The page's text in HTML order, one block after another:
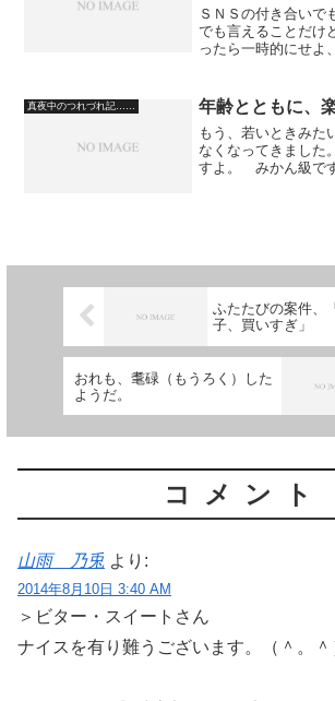
ＳＮＳの付き合いで
でも言えることだけ
ったら一時的にせよ
合わないほうがいい
の人の意見に納得し
真夜中のつれづれ記…… 年齢とともに、
もう、若いときみた
なくなってきまし
すよ。 みかん級で
ふたたびの案件、
子、買いすぎ」
おれも、耄碌（もうろく）した
ようだ。
コメント
山雨 乃兎 より:
2014年8月10日 3:40 AM
＞ビター・スイートさん
ナイスを有り難うございます。（＾。＾